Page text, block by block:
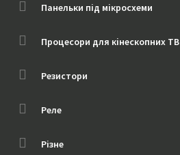
Панельки під мікросхеми
Процесори для кінескопних ТВ
Резистори
Реле
Різне